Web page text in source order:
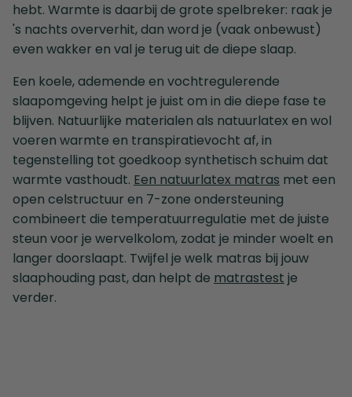
hebt. Warmte is daarbij de grote spelbreker: raak je
's nachts oververhit, dan word je (vaak onbewust)
even wakker en val je terug uit de diepe slaap.
Een koele, ademende en vochtregulerende
slaapomgeving helpt je juist om in die diepe fase te
blijven. Natuurlijke materialen als natuurlatex en wol
voeren warmte en transpiratievocht af, in
tegenstelling tot goedkoop synthetisch schuim dat
warmte vasthoudt. Een natuurlatex matras met een
open celstructuur en 7-zone ondersteuning
combineert die temperatuurregulatie met de juiste
steun voor je wervelkolom, zodat je minder woelt en
langer doorslaapt. Twijfel je welk matras bij jouw
slaaphouding past, dan helpt de matrastest je
verder.